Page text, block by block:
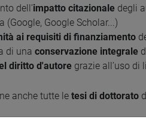
dell’impatto citazionale degli
(Google, Google Scholar...)
ai requisiti di finanziamento
di una conservazione integrale
diritto d'autore grazie all’uso di
anche tutte le tesi di dottorato